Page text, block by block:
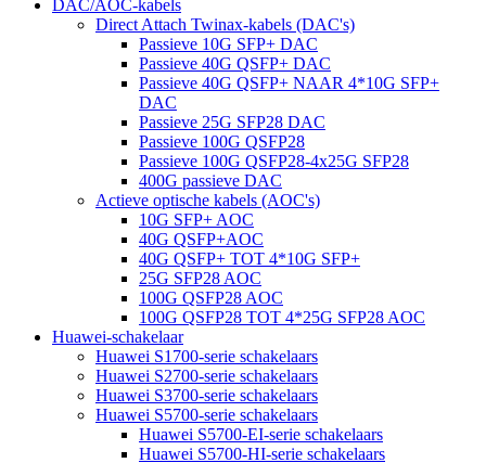
DAC/AOC-kabels
Direct Attach Twinax-kabels (DAC's)
Passieve 10G SFP+ DAC
Passieve 40G QSFP+ DAC
Passieve 40G QSFP+ NAAR 4*10G SFP+
DAC
Passieve 25G SFP28 DAC
Passieve 100G QSFP28
Passieve 100G QSFP28-4x25G SFP28
400G passieve DAC
Actieve optische kabels (AOC's)
10G SFP+ AOC
40G QSFP+AOC
40G QSFP+ TOT 4*10G SFP+
25G SFP28 AOC
100G QSFP28 AOC
100G QSFP28 TOT 4*25G SFP28 AOC
Huawei-schakelaar
Huawei S1700-serie schakelaars
Huawei S2700-serie schakelaars
Huawei S3700-serie schakelaars
Huawei S5700-serie schakelaars
Huawei S5700-EI-serie schakelaars
Huawei S5700-HI-serie schakelaars